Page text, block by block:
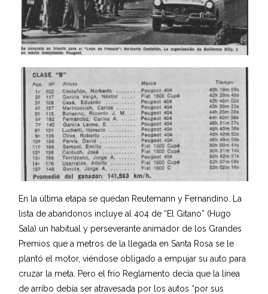
En la última etapa se quedan Reutemann y Fernandino. La
lista de abandonos incluye al 404 de “El Gitano” (Hugo
Sala) un habitual y perseverante animador de los Grandes
Premios que a metros de la llegada en Santa Rosa se le
plantó el motor, viéndose obligado a empujar su auto para
cruzar la meta. Pero el frío Reglamento decía que la línea
de arribo debía ser atravesada por los autos “por sus